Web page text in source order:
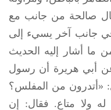
صالحة من جانب مع
جانب آخر يسيء إلى
ما أشار إليه الحديث
أبي هريرة أن رسول
«أتدرون من المفلس؟
ولا متاع. فقال: إن